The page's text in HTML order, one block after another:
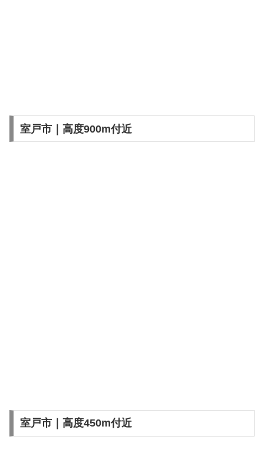
室戸市｜高度900m付近
室戸市｜高度450m付近